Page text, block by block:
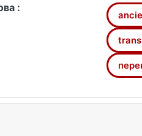
ранньохристиянська
рівень мовно-
видатних перекладачів,
А. Цісик, Ю. Мушак, В.
літератори й
Письма
численні українські
: